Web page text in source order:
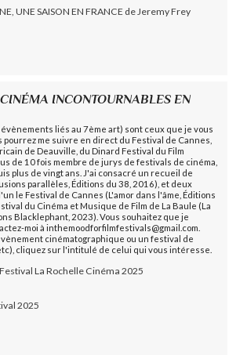
UNE SAISON EN FRANCE de Jeremy Frey
INCONTOURNABLES EN
liés au 7ème art) sont ceux que je vous
pourrez me suivre en direct du Festival de Cannes,
de Deauville, du Dinard Festival du Film
de 10 fois membre de jurys de festivals de cinéma,
plus de vingt ans. J'ai consacré un recueil de
parallèles, Éditions du 38, 2016), et deux
le Festival de Cannes (L'amor dans l'âme, Éditions
du Cinéma et Musique de Film de La Baule (La
Blacklephant, 2023). Vous souhaitez que je
moi à inthemoodforfilmfestivals@gmail.com.
cinématographique ou un festival de
cliquez sur l'intitulé de celui qui vous intéresse.
La Rochelle Cinéma 2025
2025